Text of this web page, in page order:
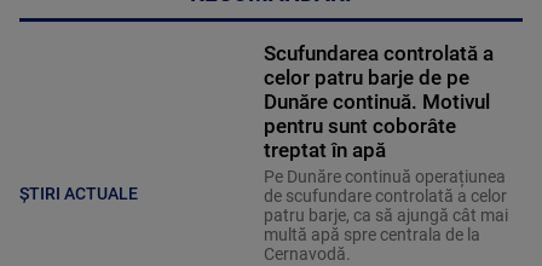
ȘTIRI ACTUALE
Scufundarea controlată a
celor patru barje de pe
Dunăre continuă. Motivul
pentru sunt coborâte
treptat în apă
Pe Dunăre continuă operațiunea
de scufundare controlată a celor
patru barje, ca să ajungă cât mai
multă apă spre centrala de la
Cernavodă.